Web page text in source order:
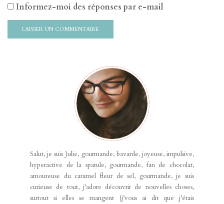
Informez-moi des réponses par e-mail
Salut, je suis Julie, gourmande, bavarde, joyeuse, impulsive,
hyperactive de la spatule, gourmande, fan de chocolat,
amoureuse du caramel fleur de sel, gourmande, je suis
curieuse de tout, j’adore découvrir de nouvelles choses,
surtout si elles se mangent (j’vous ai dit que j’étais